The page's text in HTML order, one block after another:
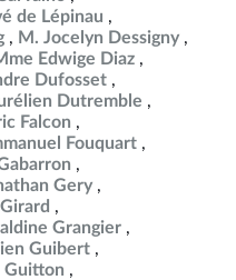
de Lépinau
M. Jocelyn Dessigny
Edwige Diaz
Dufosset
Dutremble
Falcon
Fouquart
Gery
Grangier
Guibert
Guitton